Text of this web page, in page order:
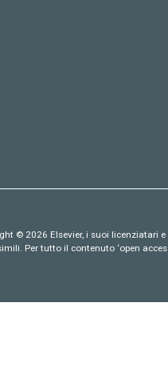
© 2026 Elsevier, i suoi
Per tutto il contenuto ‘open